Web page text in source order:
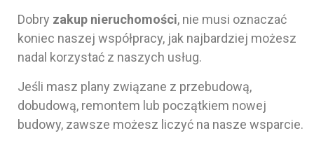
Dobry zakup nieruchomości, nie musi oznaczać
koniec naszej współpracy, jak najbardziej możesz
nadal korzystać z naszych usług.
Jeśli masz plany związane z przebudową,
dobudową, remontem lub początkiem nowej
budowy, zawsze możesz liczyć na nasze wsparcie.